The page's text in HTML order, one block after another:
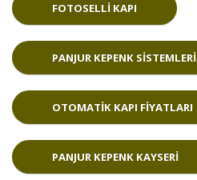
FOTOSELLI KAPI
PANJUR KEPENK SISTEMLERI
OTOMATIK KAPI FIYATLARI
PANJUR KEPENK KAYSERI